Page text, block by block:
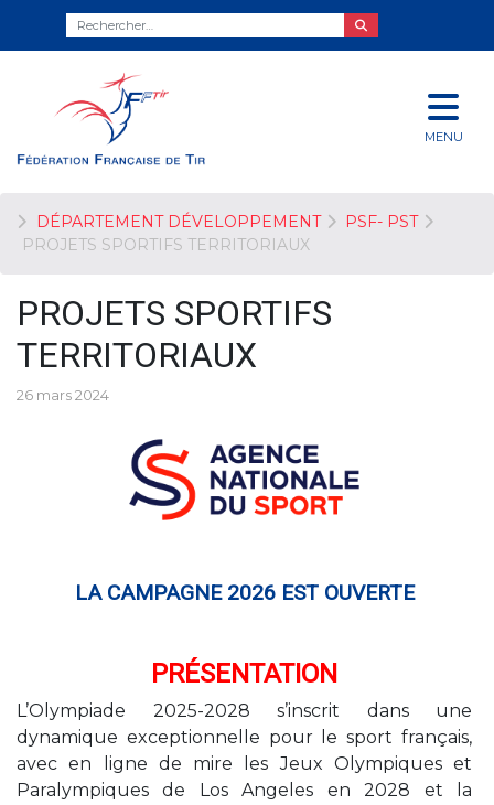
MENU
DÉPARTEMENT DÉVELOPPEMENT
PSF- PST
PROJETS SPORTIFS TERRITORIAUX
PROJETS SPORTIFS
TERRITORIAUX
26 mars 2024
LA CAMPAGNE 2026 EST OUVERTE
PRÉSENTATION
L’Olympiade 2025-2028 s’inscrit dans une
dynamique exceptionnelle pour le sport français,
avec en ligne de mire les Jeux Olympiques et
Paralympiques de Los Angeles en 2028 et la